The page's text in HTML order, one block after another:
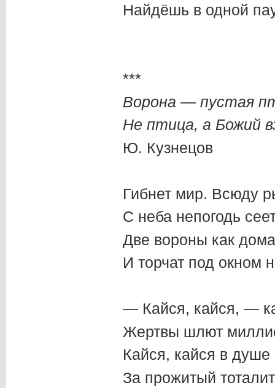
Найдёшь в одной
***
Ворона — пустая
Не птица, а Божий
Ю. Кузнецов
Гибнет мир. Всюду
С неба непогодь
Две вороны как
И торчат под окном
— Кайся, кайся, —
Жертвы шлют
Кайся, кайся в
За прожитый